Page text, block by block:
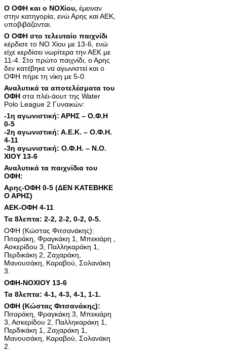
Ο ΟΦΗ και ο ΝΟΧίου, έμειναν
στην κατηγορία, ενώ Αρης και ΑΕΚ,
υποβιβάζονται.
Ο ΟΦΗ στο τελευταίο παιχνίδι
κέρδισε το ΝΟ Χίου με 13-6, ενώ
είχε κερδίσει νωρίτερα την ΑΕΚ με
11-4. Στο πρώτο παιχνίδι, ο Αρης
δεν κατέβηκε να αγωνιστεί και ο
ΟΦΗ πήρε τη νίκη με 5-0.
Αναλυτικά τα αποτελέσματα του
ΟΦΗ στα πλέι-άουτ της Water
Polo League 2 Γυναικών:
-1η αγωνιστική: ΑΡΗΣ – Ο.Φ.Η
0-5
-2η αγωνιστική: Α.Ε.Κ. – Ο.Φ.Η.
4-11
-3η αγωνιστική: Ο.Φ.Η. – Ν.Ο.
ΧΙΟΥ 13-6
Αναλυτικά τα παιχνίδια του
ΟΦΗ:
Aρης-ΟΦΗ 0-5 (ΔΕΝ ΚΑΤΕΒΗΚΕ
Ο ΑΡΗΣ)
ΑΕΚ-ΟΦΗ 4-11
Τα 8λεπτα: 2-2, 2-2, 0-2, 0-5.
ΟΦΗ (Κώστας Φιτσανάκης):
Πιταράκη, Φραγκάκη 1, Μπεκιάρη ,
Ασκερίδου 3, Παλληκαράκη 1,
Περδικάκη 2, Ζαχαράκη,
Μανουσάκη, Καραβού, Σολανάκη
3.
ΟΦΗ-ΝΟΧΙΟΥ 13-6
Τα 8λεπτα: 4-1, 4-3, 4-1, 1-1.
ΟΦΗ (Κώστας Φιτσανάκης):
Πιταράκη, Φραγκάκη 3, Μπεκιάρη
3, Ασκερίδου 2, Παλληκαράκη 1,
Περδικάκη 1, Ζαχαράκη 1,
Μανουσάκη, Καραβού, Σολανάκη
2.